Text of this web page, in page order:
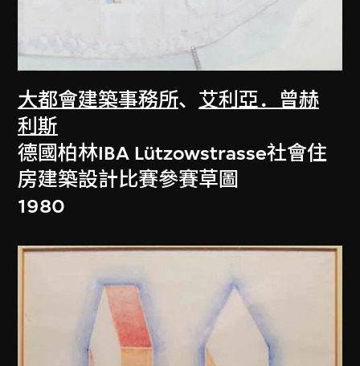
大都會建築事務所、 艾利亞．曾赫
利斯
德國柏林IBA Lützowstrasse社會住
房建築設計比賽參賽草圖
1980